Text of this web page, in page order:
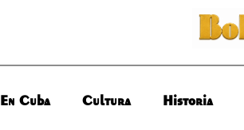
En Cuba Cultura Historia